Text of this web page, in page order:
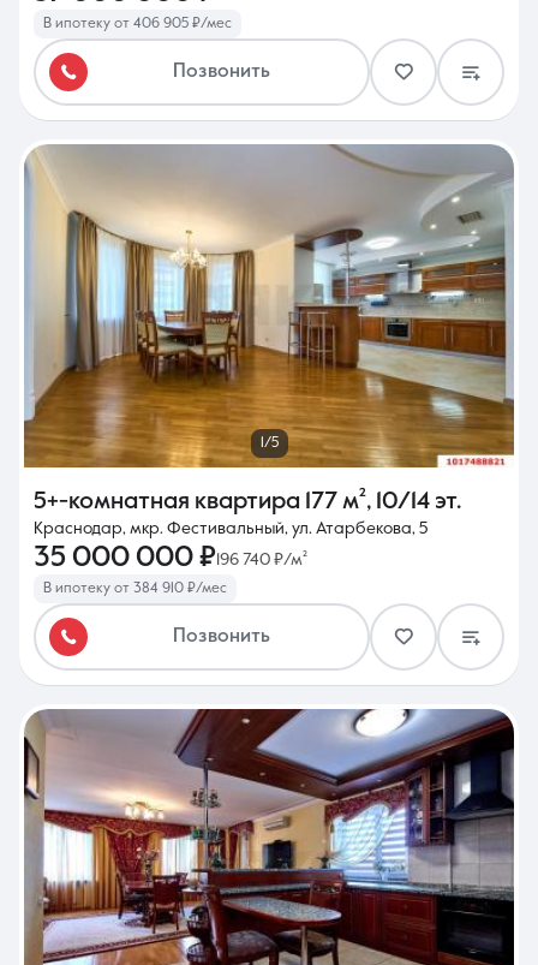
В ипотеку от 406 905 ₽/мес
Позвонить
1/5
5+-комнатная квартира 177 м², 10/14 эт.
Краснодар, мкр. Фестивальный, ул. Атарбекова, 5
35 000 000 ₽ 196 740 ₽/м²
В ипотеку от 384 910 ₽/мес
Позвонить